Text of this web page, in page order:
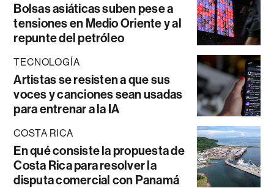
Bolsas asiáticas suben pese a
tensiones en Medio Oriente y al
repunte del petróleo
TECNOLOGÍA
Artistas se resisten a que sus
voces y canciones sean usadas
para entrenar a la IA
COSTA RICA
En qué consiste la propuesta de
Costa Rica para resolver la
disputa comercial con Panamá